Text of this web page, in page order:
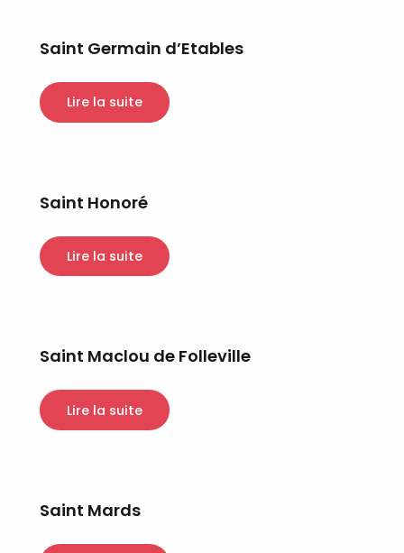
Saint Germain d’Etables
Lire la suite
Saint Honoré
Lire la suite
Saint Maclou de Folleville
Lire la suite
Saint Mards